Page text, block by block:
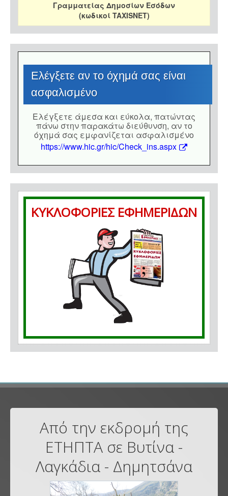
Γραμματείας Δημοσίων Εσόδων
(κωδικοί TAXISNET)
Eλέγξετε αν το όχημά σας είναι
ασφαλισμένο
Eλέγξετε άμεσα και εύκολα, πατώντας
πάνω στην παρακάτω διεύθυνση, αν το
όχημά σας εμφανίζεται ασφαλισμένο
https://www.hic.gr/hic/Check_ins.aspx
ΚΥΚΛΟΦΟΡΙΕΣ ΕΦΗΜΕΡΙΔΩΝ
Από την εκδρομή της
ΕΤΗΠΤΑ σε Βυτίνα -
Λαγκάδια - Δημητσάνα